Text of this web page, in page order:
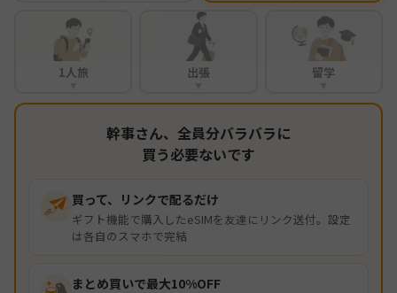
1人旅 出張 留学
幹事さん、全員分バラバラに
買う必要ないです
買って、リンクで配るだけ
ギフト機能で購入したeSIMを友達にリンク送付。設定
は各自のスマホで完結
まとめ買いで最大10%OFF